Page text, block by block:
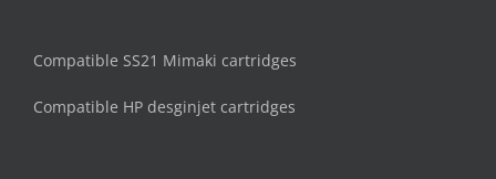
Compatible SS21 Mimaki cartridges
Compatible HP desginjet cartridges